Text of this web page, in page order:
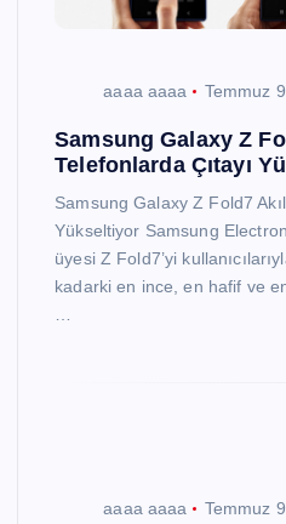
aaaa aaaa Temmuz
Samsung Galaxy Z
Telefonlarda Çıtayı
Samsung Galaxy Z Fold7
Yükseltiyor Samsung
üyesi Z Fold7’yi
kadarki en ince, en hafif ve
aaaa aaaa Temmuz